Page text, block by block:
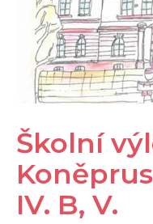
Školní
IV. B, V.